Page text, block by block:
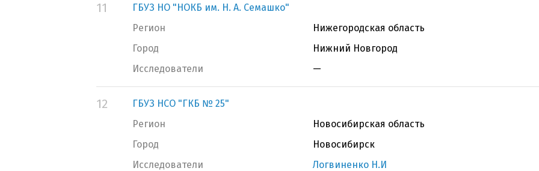
11
ГБУЗ НО "НОКБ им. Н. А. Семашко"
Регион
Нижегородская область
Город
Нижний Новгород
Исследователи
—
12
ГБУЗ НСО "ГКБ № 25"
Регион
Новосибирская область
Город
Новосибирск
Исследователи
Логвиненко Н.И